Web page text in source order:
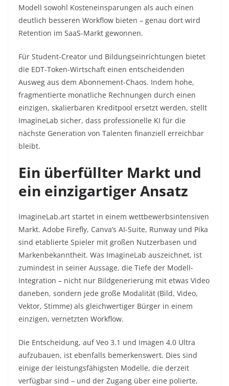
Modell sowohl Kosteneinsparungen als auch einen
deutlich besseren Workflow bieten – genau dort wird
Retention im SaaS-Markt gewonnen.
Für Student-Creator und Bildungseinrichtungen bietet
die EDT-Token-Wirtschaft einen entscheidenden
Ausweg aus dem Abonnement-Chaos. Indem hohe,
fragmentierte monatliche Rechnungen durch einen
einzigen, skalierbaren Kreditpool ersetzt werden, stellt
ImagineLab sicher, dass professionelle KI für die
nächste Generation von Talenten finanziell erreichbar
bleibt.
Ein überfüllter Markt und
ein einzigartiger Ansatz
ImagineLab.art startet in einem wettbewerbsintensiven
Markt. Adobe Firefly, Canva’s AI-Suite, Runway und Pika
sind etablierte Spieler mit großen Nutzerbasen und
Markenbekanntheit. Was ImagineLab auszeichnet, ist
zumindest in seiner Aussage, die Tiefe der Modell-
Integration – nicht nur Bildgenerierung mit etwas Video
daneben, sondern jede große Modalität (Bild, Video,
Vektor, Stimme) als gleichwertiger Bürger in einem
einzigen, vernetzten Workflow.
Die Entscheidung, auf Veo 3.1 und Imagen 4.0 Ultra
aufzubauen, ist ebenfalls bemerkenswert. Dies sind
einige der leistungsfähigsten Modelle, die derzeit
verfügbar sind – und der Zugang über eine polierte,